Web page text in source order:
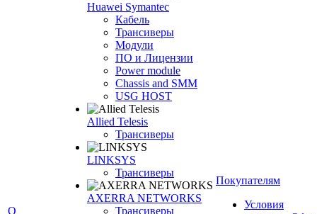
О
Huawei Symantec
Кабель
Трансиверы
Модули
ПО и Лицензии
Power module
Chassis and SMM
USG HOST
Allied Telesis
Трансиверы
LINKSYS
Трансиверы
AXERRA NETWORKS
Трансиверы
Покупателям
Условия